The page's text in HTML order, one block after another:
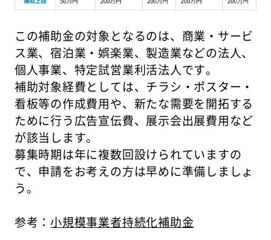
この補助金の対象となるのは、商業・サービ
ス業、宿泊業・娯楽業、製造業などの法人、
個人事業、特定試営業利活法人です。
補助対象経費としては、チラシ・ポスター・
看板等の作成費用や、新たな需要を開拓する
ために行う広告宣伝費、展示会出展費用など
が該当します。
募集時期は年に複数回設けられていますの
で、申請をお考えの方は早めに準備しましょ
う。
参考：小規模事業者持続化補助金